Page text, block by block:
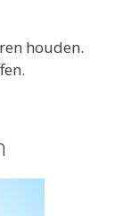
houden.